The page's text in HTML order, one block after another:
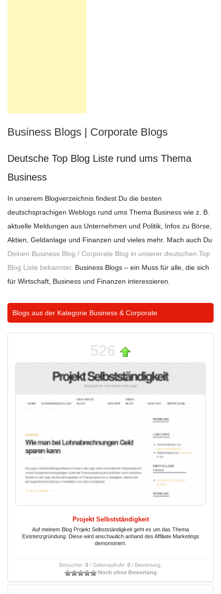
Business Blogs | Corporate Blogs
Deutsche Top Blog Liste rund ums Thema
Business
In unserem Blogverzeichnis findest Du die besten
deutschsprachigen Weblogs rund ums Thema Business wie z. B.
aktuelle Meldungen aus Unternehmen und Politik, Infos zu Börse,
Aktien, Geldanlage und Finanzen und vieles mehr. Mach auch Du
Deinen Business Blog / Corporate Blog in unserer deutschen Top
Blog Liste bekannter. Business Blogs – ein Muss für alle, die sich
für Wirtschaft, Business und Finanzen interessieren.
Blogs aus der Kategorie Business & Corporate
526
Projekt Selbstständigkeit
Auf meinem Blog Projekt Selbstständigkeit geht es um das Thema
Existenzgründung. Diese wird anschaulich anhand des Affiliate Marketings
demonstriert.
Besucher: 0 / Seitenaufrufe: 0 / Bewertung:
Noch ohne Bewertung